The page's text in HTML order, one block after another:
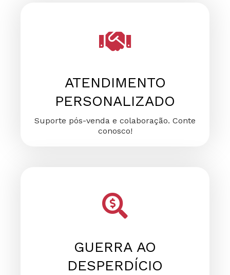
ATENDIMENTO
PERSONALIZADO
Suporte pós-venda e colaboração. Conte
conosco!
GUERRA AO
DESPERDÍCIO